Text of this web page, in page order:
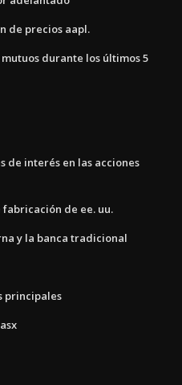
de precios aapl.
durante los últimos 5
de interés en las acciones
de ee. uu.
y la banca tradicional
principales